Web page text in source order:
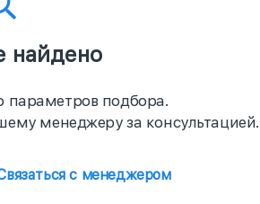
найдено
параметров подбора.
менеджеру за консультацией.
с менеджером